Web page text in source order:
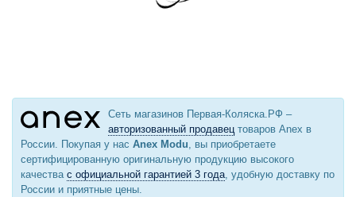
Сеть магазинов Первая-Коляска.РФ –
авторизованный продавецтоваров Anex в
России. Покупая у нас Anex Modu, вы приобретаете
сертифицированную оригинальную продукцию высокого
качества с официальной гарантией 3 года, удобную доставку по
России и приятные цены.